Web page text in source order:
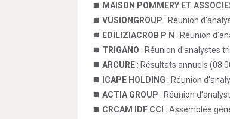
MAISON POMMERY ET
VUSIONGROUP : Réunion
EDILIZIACROB P N : Réunion
TRIGANO : Réunion d'analystes
ARCURE : Résultats annuels
ICAPE HOLDING : Réunion
ACTIA GROUP : Réunion
CRCAM IDF CCI : Assemblée